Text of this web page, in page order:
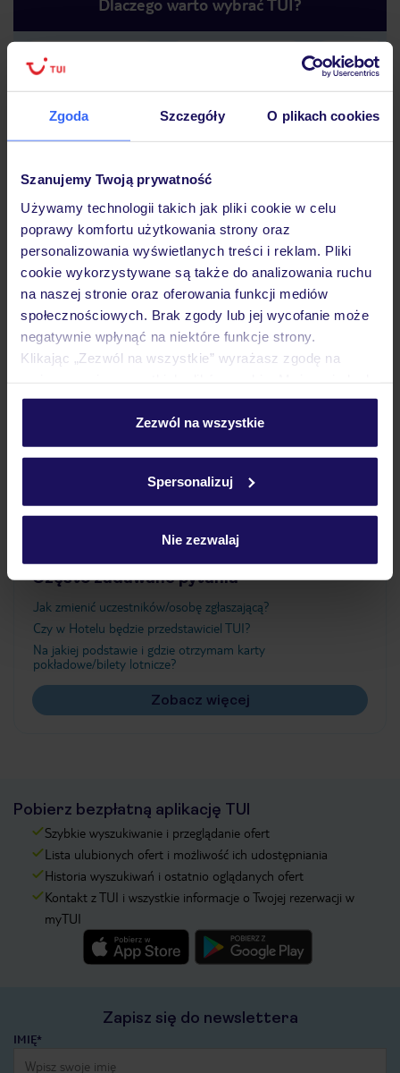
Zgoda Szczegóły O plikach cookies
Szanujemy Twoją prywatność
Używamy technologii takich jak pliki cookie w celu
poprawy komfortu użytkowania strony oraz
personalizowania wyświetlanych treści i reklam. Pliki
cookie wykorzystywane są także do analizowania ruchu
na naszej stronie oraz oferowania funkcji mediów
społecznościowych. Brak zgody lub jej wycofanie może
negatywnie wpłynąć na niektóre funkcje strony.
Klikając „Zezwól na wszystkie” wyrażasz zgodę na
personalizować swój wybór wchodząc w zakładkę
Szczegółowe informacje o plikach cookie znajdziesz
Zezwól na wszystkie
Spersonalizuj
Nie zezwalaj
podróży w Polsce
Hotel
Pokoje
Wyżywienie
Ważne informacje
Często zadawane pytania
Jak zmienić uczestników/osobę zgłaszającą?
Czy w Hotelu będzie przedstawiciel TUI?
Na jakiej podstawie i gdzie otrzymam karty
pokładowe/bilety lotnicze?
Zobacz więcej
Pobierz bezpłatną aplikację TUI
Szybkie wyszukiwanie i przeglądanie ofert
Lista ulubionych ofert i możliwość ich udostępniania
Historia wyszukiwań i ostatnio oglądanych ofert
Kontakt z TUI i wszystkie informacje o Twojej rezerwacji w
myTUI
Zapisz się do newslettera
IMIĘ*